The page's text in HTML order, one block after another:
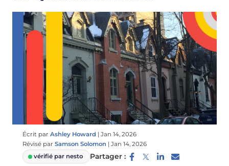
Écrit par Ashley Howard | Jan 14, 2026
Révisé par Samson Solomon | Jan 14, 2026
vérifié par nesto
Partager :